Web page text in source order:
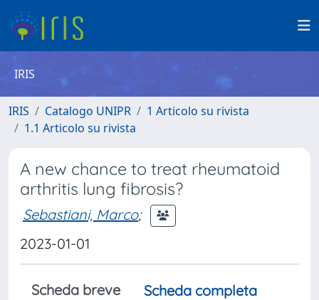
IRIS
IRIS Catalogo UNIPR
1 Articolo su rivista
1.1 Articolo su rivista
A new chance to treat rheumatoid
arthritis lung fibrosis?
Sebastiani, Marco;
2023-01-01
Scheda breve
Scheda completa